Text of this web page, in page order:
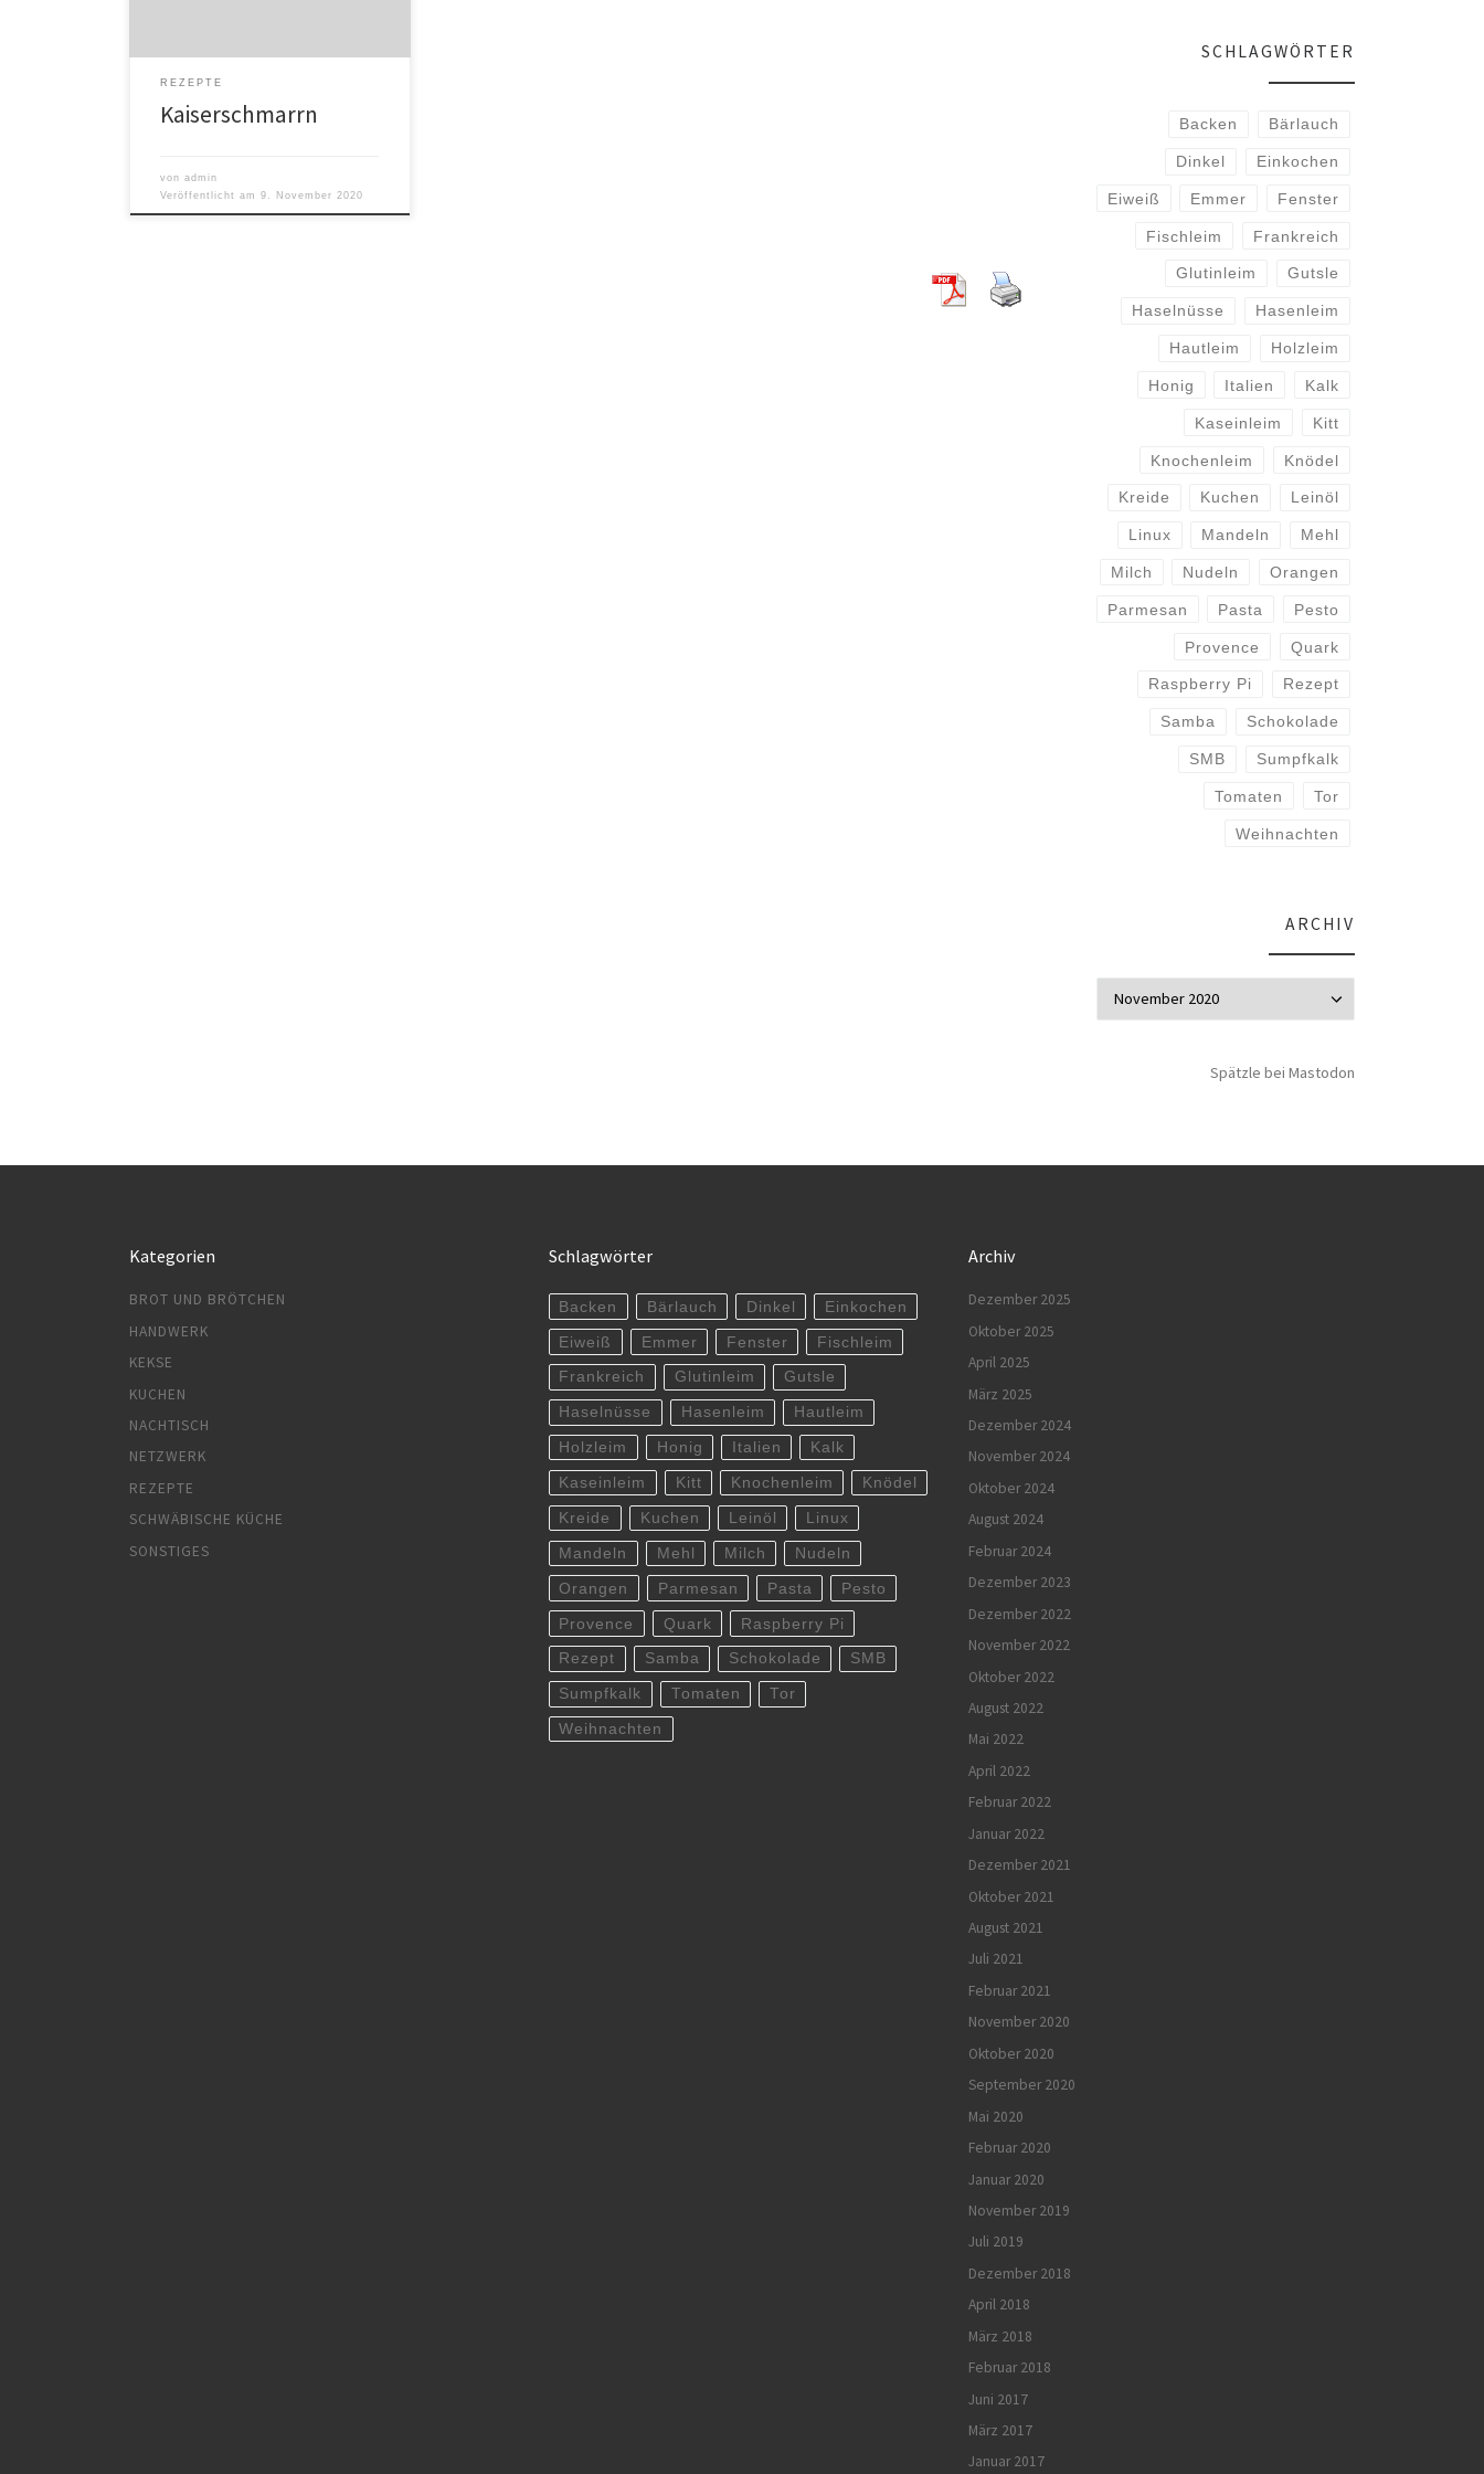
REZEPTE
Kaiserschmarrn
vonadmin
Veröffentlicht am9. November 2020
SCHLAGWÖRTER
Backen Bärlauch
Dinkel Einkochen
Eiweiß Emmer Fenster
Fischleim Frankreich
Glutinleim Gutsle
Haselnüsse Hasenleim
Hautleim Holzleim
Honig Italien Kalk
Kaseinleim Kitt
Knochenleim Knödel
Kreide Kuchen Leinöl
Linux Mandeln Mehl
Milch Nudeln Orangen
Parmesan Pasta Pesto
Provence Quark
Raspberry Pi Rezept
Samba Schokolade
SMB Sumpfkalk
Tomaten Tor
Weihnachten
ARCHIV
Spätzle bei Mastodon
Kategorien
BROT UND BRÖTCHEN
HANDWERK
KEKSE
KUCHEN
NACHTISCH
NETZWERK
REZEPTE
SCHWÄBISCHE KÜCHE
SONSTIGES
Schlagwörter
Backen Bärlauch Dinkel Einkochen
Eiweiß Emmer Fenster Fischleim
Frankreich Glutinleim Gutsle
Haselnüsse Hasenleim Hautleim
Holzleim Honig Italien Kalk
Kaseinleim Kitt Knochenleim Knödel
Kreide Kuchen Leinöl Linux
Mandeln Mehl Milch Nudeln
Orangen Parmesan Pasta Pesto
Provence Quark Raspberry Pi
Rezept Samba Schokolade SMB
Sumpfkalk Tomaten Tor
Weihnachten
Archiv
Dezember 2025
Oktober 2025
April 2025
März 2025
Dezember 2024
November 2024
Oktober 2024
August 2024
Februar 2024
Dezember 2023
Dezember 2022
November 2022
Oktober 2022
August 2022
Mai 2022
April 2022
Februar 2022
Januar 2022
Dezember 2021
Oktober 2021
August 2021
Juli 2021
Februar 2021
November 2020
Oktober 2020
September 2020
Mai 2020
Februar 2020
Januar 2020
November 2019
Juli 2019
Dezember 2018
April 2018
März 2018
Februar 2018
Juni 2017
März 2017
Januar 2017